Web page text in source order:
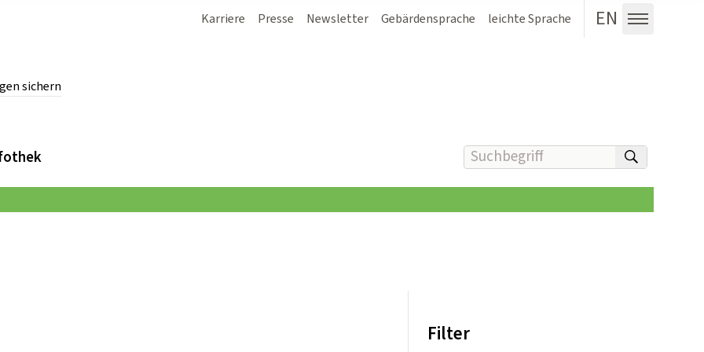
sichern
Karriere Presse Newsletter Gebärdensprache leichte Sprache EN
Menü
Suchbegriff(e) eingeben
Filter